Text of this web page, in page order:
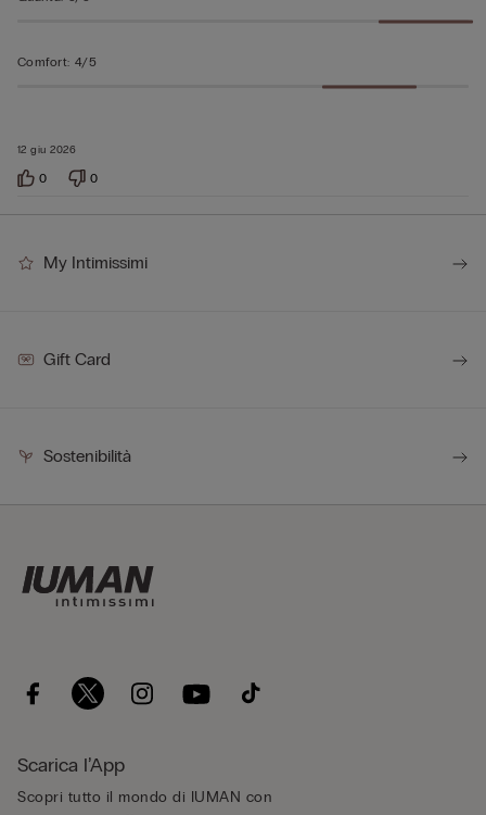
12 giu 2026
Comfort: 4/5
0 0
My Intimissimi
Gift Card
Sostenibilità
Scarica l’App
Scopri tutto il mondo di IUMAN con